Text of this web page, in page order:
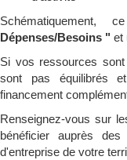
Schématiquement,
Dépenses/Besoins " et
Si vos ressources
sont pas équilibrés
financement
Renseignez-vous sur
bénéficier auprès
d'entreprise de votre